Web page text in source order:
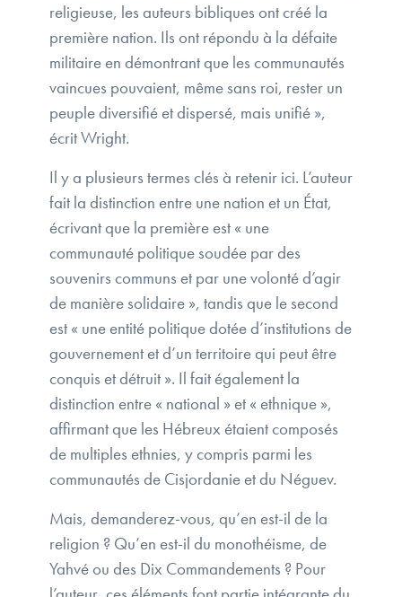
religieuse, les auteurs bibliques ont créé la
première nation. Ils ont répondu à la défaite
militaire en démontrant que les communautés
vaincues pouvaient, même sans roi, rester un
peuple diversifié et dispersé, mais unifié »,
écrit Wright.
Il y a plusieurs termes clés à retenir ici. L’auteur
fait la distinction entre une nation et un État,
écrivant que la première est « une
communauté politique soudée par des
souvenirs communs et par une volonté d’agir
de manière solidaire », tandis que le second
est « une entité politique dotée d’institutions de
gouvernement et d’un territoire qui peut être
conquis et détruit ». Il fait également la
distinction entre « national » et « ethnique »,
affirmant que les Hébreux étaient composés
de multiples ethnies, y compris parmi les
communautés de Cisjordanie et du Néguev.
Mais, demanderez-vous, qu’en est-il de la
religion ? Qu’en est-il du monothéisme, de
Yahvé ou des Dix Commandements ? Pour